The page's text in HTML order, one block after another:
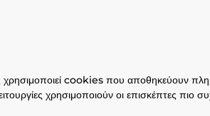
χρησιμοποιεί cookies που αποθηκεύουν
χρησιμοποιούν οι επισκέπτες